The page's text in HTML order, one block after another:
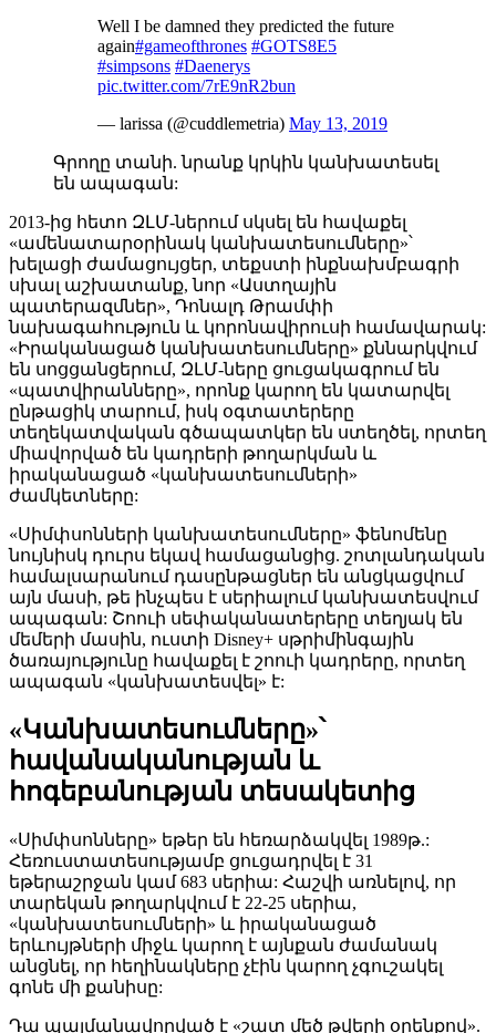
Well I be damned they predicted the future
again#gameofthrones #GOTS8E5
#simpsons #Daenerys
pic.twitter.com/7rE9nR2bun
— larissa (@cuddlemetria) May 13, 2019
Գրողը տանի. նրանք կրկին կանխատեսել
են ապագան:
2013-ից հետո ԶԼՄ-ներում սկսել են հավաքել
«ամենատարօրինակ կանխատեսումները»՝
խելացի ժամացույցեր, տեքստի ինքնախմբագրի
սխալ աշխատանք, նոր «Աստղային
պատերազմներ», Դոնալդ Թրամփի
նախագահություն և կորոնավիրուսի համավարակ:
«Իրականացած կանխատեսումները» քննարկվում
են սոցցանցերում, ԶԼՄ-ները ցուցակագրում են
«պատվիրանները», որոնք կարող են կատարվել
ընթացիկ տարում, իսկ օգտատերերը
տեղեկատվական գծապատկեր են ստեղծել, որտեղ
միավորված են կադրերի թողարկման և
իրականացած «կանխատեսումների»
ժամկետները:
«Սիմփսոնների կանխատեսումները» ֆենոմենը
նույնիսկ դուրս եկավ համացանցից. շոտլանդական
համալսարանում դասընթացներ են անցկացվում
այն մասի, թե ինչպես է սերիալում կանխատեսվում
ապագան: Շոուի սեփականատերերը տեղյակ են
մեմերի մասին, ուստի Disney+ սթրիմինգային
ծառայությունը հավաքել է շոուի կադրերը, որտեղ
ապագան «կանխատեսվել» է:
«Կանխատեսումները»՝
հավանականության և
հոգեբանության տեսակետից
«Սիմփսոնները» եթեր են հեռարձակվել 1989թ.:
Հեռուստատեսությամբ ցուցադրվել է 31
եթերաշրջան կամ 683 սերիա: Հաշվի առնելով, որ
տարեկան թողարկվում է 22-25 սերիա,
«կանխատեսումների» և իրականացած
երևույթների միջև կարող է այնքան ժամանակ
անցնել, որ հեղինակները չէին կարող չգուշակել
գոնե մի քանիսը:
Դա պայմանավորված է «շատ մեծ թվերի օրենքով».